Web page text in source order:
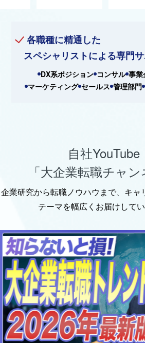
各職種に精通した
スペシャリストによる専門
DX系ポジション コンサル 事業
マーケティング セールス 管理部門
自社YouTube
「大企業転職チャン
企業研究から転職ノウハウまで、キャ
テーマを幅広くお届けしてい